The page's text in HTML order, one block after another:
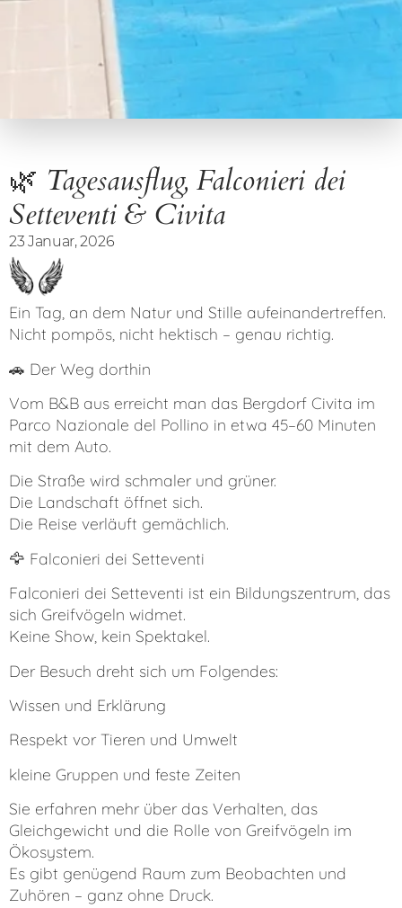
🌿 Tagesausflug, Falconieri dei
Setteventi & Civita
23 Januar, 2026
Ein Tag, an dem Natur und Stille aufeinandertreffen.
Nicht pompös, nicht hektisch – genau richtig.
🚗 Der Weg dorthin
Vom B&B aus erreicht man das Bergdorf Civita im
Parco Nazionale del Pollino in etwa 45–60 Minuten
mit dem Auto.
Die Straße wird schmaler und grüner.
Die Landschaft öffnet sich.
Die Reise verläuft gemächlich.
🦅 Falconieri dei Setteventi
Falconieri dei Setteventi ist ein Bildungszentrum, das
sich Greifvögeln widmet.
Keine Show, kein Spektakel.
Der Besuch dreht sich um Folgendes:
Wissen und Erklärung
Respekt vor Tieren und Umwelt
kleine Gruppen und feste Zeiten
Sie erfahren mehr über das Verhalten, das
Gleichgewicht und die Rolle von Greifvögeln im
Ökosystem.
Es gibt genügend Raum zum Beobachten und
Zuhören – ganz ohne Druck.